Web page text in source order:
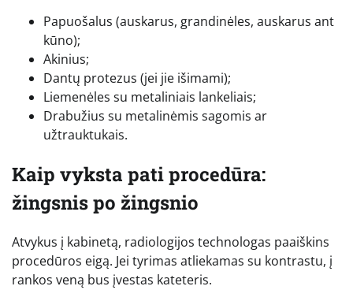
Papuošalus (auskarus, grandinėles, auskarus ant
kūno);
Akinius;
Dantų protezus (jei jie išimami);
Liemenėles su metaliniais lankeliais;
Drabužius su metalinėmis sagomis ar
užtrauktukais.
Kaip vyksta pati procedūra:
žingsnis po žingsnio
Atvykus į kabinetą, radiologijos technologas paaiškins
procedūros eigą. Jei tyrimas atliekamas su kontrastu, į
rankos veną bus įvestas kateteris.